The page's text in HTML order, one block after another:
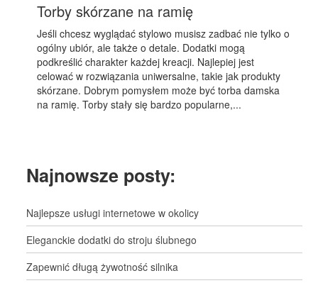
Torby skórzane na ramię
Jeśli chcesz wyglądać stylowo musisz zadbać nie tylko o
ogólny ubiór, ale także o detale. Dodatki mogą
podkreślić charakter każdej kreacji. Najlepiej jest
celować w rozwiązania uniwersalne, takie jak produkty
skórzane. Dobrym pomysłem może być torba damska
na ramię. Torby stały się bardzo popularne,...
Najnowsze posty:
Najlepsze usługi internetowe w okolicy
Eleganckie dodatki do stroju ślubnego
Zapewnić długą żywotność silnika